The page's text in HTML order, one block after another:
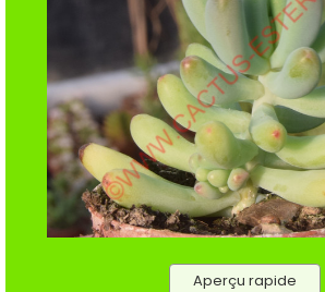
Aperçu rapide